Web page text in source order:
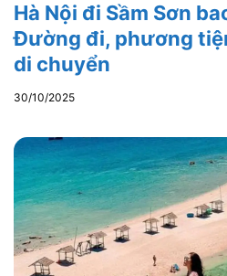
Hà Nội đi Sầm Sơn
Đường đi, phương
di chuyển
30/10/2025